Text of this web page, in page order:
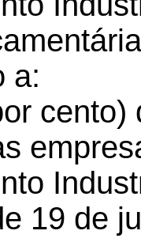
a:
cento)
19 de